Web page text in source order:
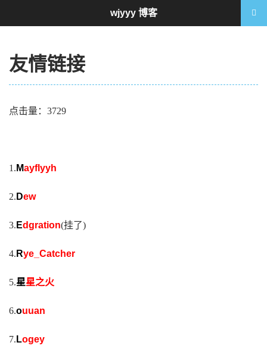
友情链接
点击量：3729
1. Mayflyyh
2. Dew
3. Edgration(挂了)
4. Rye_Catcher
5.星星之火
6.ouuan
7. Logey
wjyyy 博客